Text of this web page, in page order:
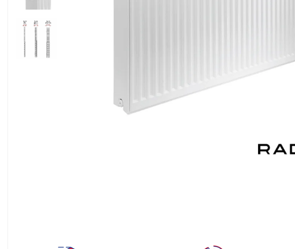
Sisteme filtrare apa Debite Mari
Sisteme filtrare apa In Trepte
Consumabile Statii medii filtrante
Consumabile Statii osmoza
Accesorii consumabile sterilizator